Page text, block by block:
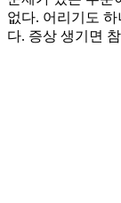
없다. 어리기도
다. 증상 생기면